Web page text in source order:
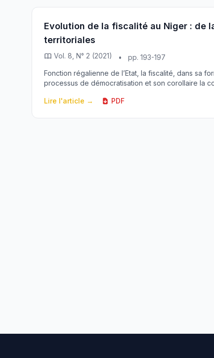
Evolution de la fiscalité au Niger : de
territoriales
Vol. 8, N° 2 (2021) •
pp. 193-197
Fonction régalienne de l’Etat, la fiscalité, dans sa
processus de démocratisation et son corollaire la
Lire l'article → PDF